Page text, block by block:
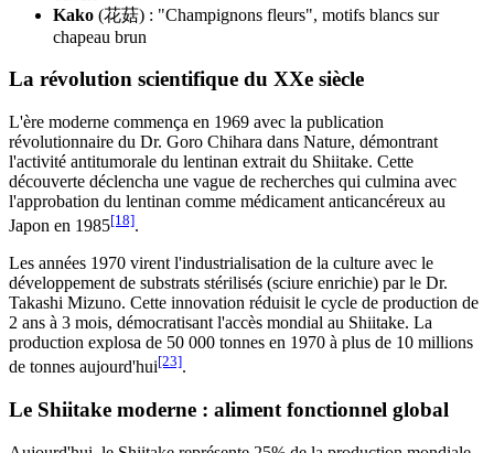
Kako (花菇) : "Champignons fleurs", motifs blancs sur
chapeau brun
La révolution scientifique du XXe siècle
L'ère moderne commença en 1969 avec la publication
révolutionnaire du Dr. Goro Chihara dans Nature, démontrant
l'activité antitumorale du lentinan extrait du Shiitake. Cette
découverte déclencha une vague de recherches qui culmina avec
l'approbation du lentinan comme médicament anticancéreux au
Japon en 1985[18].
Les années 1970 virent l'industrialisation de la culture avec le
développement de substrats stérilisés (sciure enrichie) par le Dr.
Takashi Mizuno. Cette innovation réduisit le cycle de production de
2 ans à 3 mois, démocratisant l'accès mondial au Shiitake. La
production explosa de 50 000 tonnes en 1970 à plus de 10 millions
de tonnes aujourd'hui[23].
Le Shiitake moderne : aliment fonctionnel global